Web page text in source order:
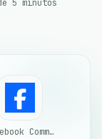
5 minutos
Facebook Commerce